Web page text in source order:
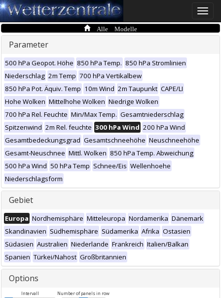
Toggle
Alle Modelle
Parameter
500 hPa Geopot. Höhe 850 hPa Temp. 850 hPa Stromlinien
Niederschlag 2m Temp 700 hPa Vertikalbew
850 hPa Pot. Äquiv. Temp 10m Wind 2m Taupunkt CAPE/LI
Hohe Wolken Mittelhohe Wolken Niedrige Wolken
700 hPa Rel. Feuchte Min/Max Temp. Gesamtniederschlag
Spitzenwind 2m Rel. feuchte 300 hPa Wind 200 hPa Wind
Gesamtbedeckungsgrad Gesamtschneehöhe Neuschneehöhe
Gesamt-Neuschnee Mittl. Wolken 850 hPa Temp. Abweichung
500 hPa Wind 50 hPa Temp Schnee/Eis Wellenhoehe
Niederschlagsform
Gebiet
Europa Nordhemisphäre Mitteleuropa Nordamerika Dänemark
Skandinavien Südhemisphäre Südamerika Afrika Ostasien
Südasien Australien Niederlande Frankreich Italien/Balkan
Spanien Türkei/Nahost Großbritannien
Options
Intervall Number of panels in row